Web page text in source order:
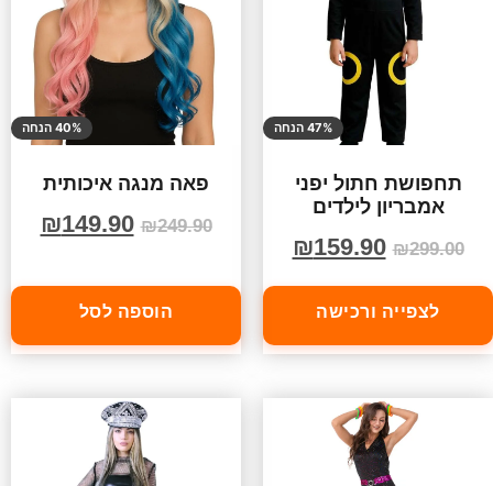
47% הנחה
תחפושת חתול יפני
אמבריון לילדים
₪299.00
₪159.90
לצפייה ורכישה
40% הנחה
פאה מנגה איכותית
₪249.90
₪149.90
הוספה לסל